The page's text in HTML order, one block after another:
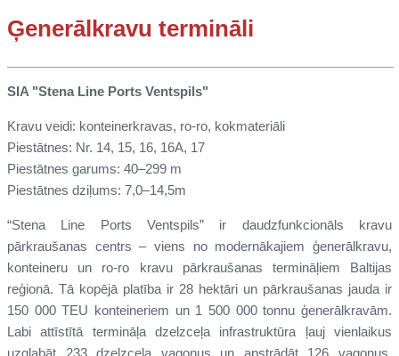
Ģenerālkravu termināli
SIA "Stena Line Ports Ventspils"
Kravu veidi: konteinerkravas, ro-ro, kokmateriāli
Piestātnes: Nr. 14, 15, 16, 16A, 17
Piestātnes garums: 40–299 m
Piestātnes dziļums: 7,0–14,5m
“Stena Line Ports Ventspils” ir daudzfunkcionāls kravu
pārkraušanas centrs – viens no modernākajiem ģenerālkravu,
konteineru un ro-ro kravu pārkraušanas termināļiem Baltijas
reģionā. Tā kopējā platība ir 28 hektāri un pārkraušanas jauda ir
150 000 TEU konteineriem un 1 500 000 tonnu ģenerālkravām.
Labi attīstītā termināļa dzelzceļa infrastruktūra ļauj vienlaikus
uzglabāt 233 dzelzceļa vagonus un apstrādāt 126 vagonus,